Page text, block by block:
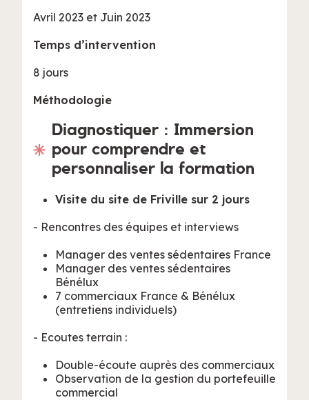
Avril 2023 et Juin 2023
Temps d’intervention
8 jours
Méthodologie
Diagnostiquer : Immersion
pour comprendre et
personnaliser la formation
Visite du site de Friville sur 2 jours
- Rencontres des équipes et interviews
Manager des ventes sédentaires France
Manager des ventes sédentaires
Bénélux
7 commerciaux France & Bénélux
(entretiens individuels)
- Ecoutes terrain :
Double-écoute auprès des commerciaux
Observation de la gestion du portefeuille
commercial